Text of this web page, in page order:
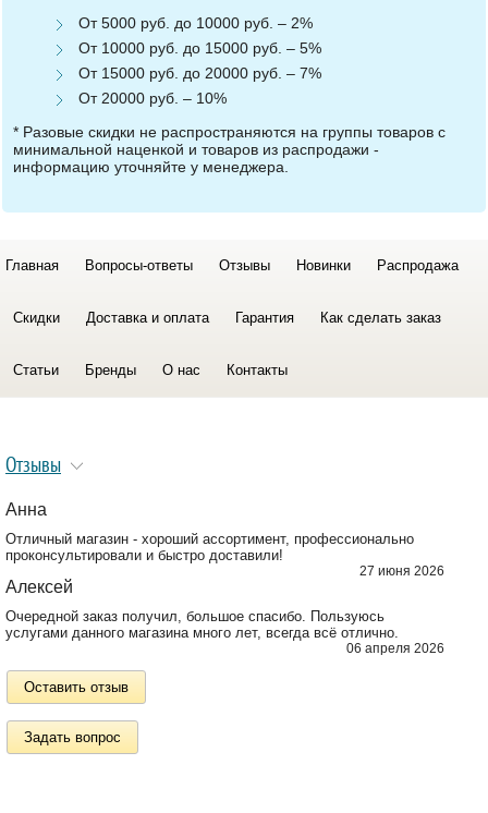
От 5000 руб. до 10000 руб. – 2%
От 10000 руб. до 15000 руб. – 5%
От 15000 руб. до 20000 руб. – 7%
От 20000 руб. – 10%
* Разовые скидки не распространяются на группы товаров с
минимальной наценкой и товаров из распродажи -
информацию уточняйте у менеджера.
Главная Вопросы-ответы Отзывы Новинки Распродажа
Скидки Доставка и оплата Гарантия Как сделать заказ
Статьи Бренды О нас Контакты
Отзывы
Анна
Отличный магазин - хороший ассортимент, профессионально
проконсультировали и быстро доставили!
27 июня 2026
Алексей
Очередной заказ получил, большое спасибо. Пользуюсь
услугами данного магазина много лет, всегда всё отлично.
06 апреля 2026
Оставить отзыв
Задать вопрос